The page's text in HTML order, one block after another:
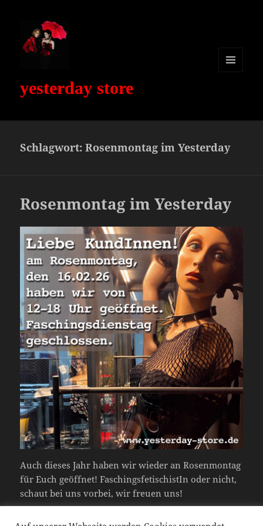
yesterday store
Schlagwort:Rosenmontag im Yesterday
Rosenmontag im Yesterday
Auch dieses Jahr haben wir wieder an Rosenmontag
für Euch geöffnet! FaschingsfetischistIn oder nicht,
schaut bei uns vorbei, wir freuen uns!